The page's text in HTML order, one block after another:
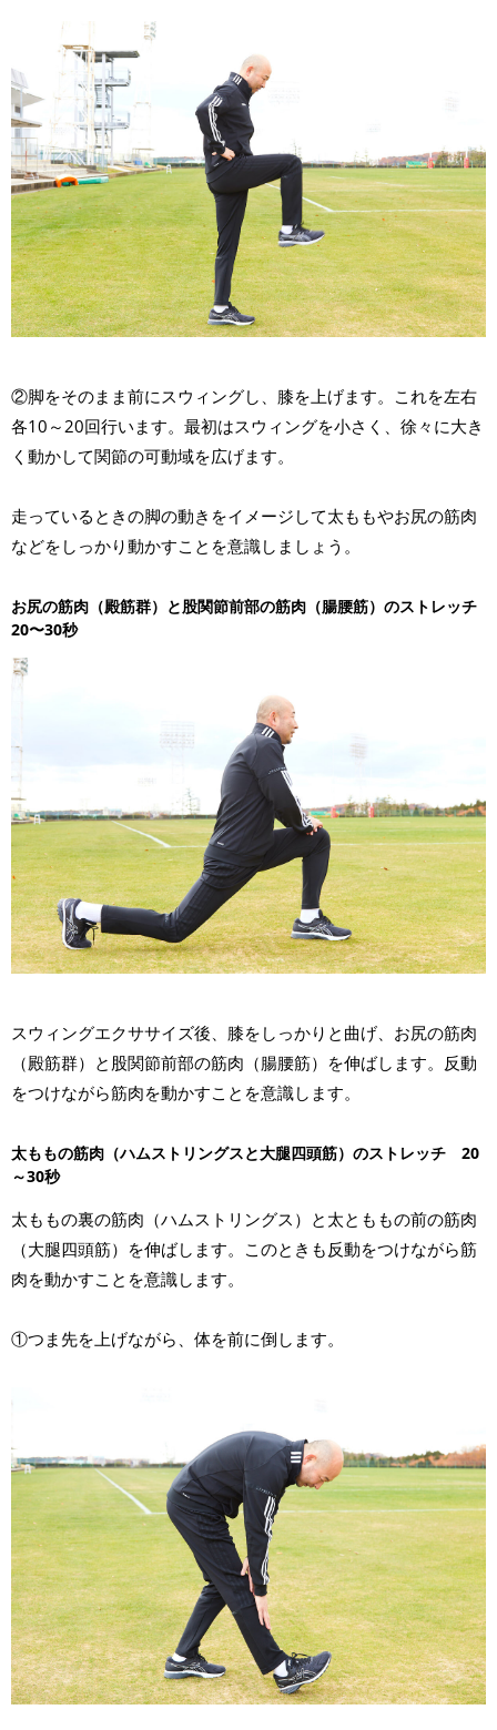
②脚をそのまま前にスウィングし、膝を上げます。これを左右
各10～20回行います。最初はスウィングを小さく、徐々に大き
く動かして関節の可動域を広げます。
走っているときの脚の動きをイメージして太ももやお尻の筋肉
などをしっかり動かすことを意識しましょう。
お尻の筋肉（殿筋群）と股関節前部の筋肉（腸腰筋）のストレッチ
20〜30秒
スウィングエクササイズ後、膝をしっかりと曲げ、お尻の筋肉
（殿筋群）と股関節前部の筋肉（腸腰筋）を伸ばします。反動
をつけながら筋肉を動かすことを意識します。
太ももの筋肉（ハムストリングスと大腿四頭筋）のストレッチ 20
～30秒
太ももの裏の筋肉（ハムストリングス）と太とももの前の筋肉
（大腿四頭筋）を伸ばします。このときも反動をつけながら筋
肉を動かすことを意識します。
①つま先を上げながら、体を前に倒します。